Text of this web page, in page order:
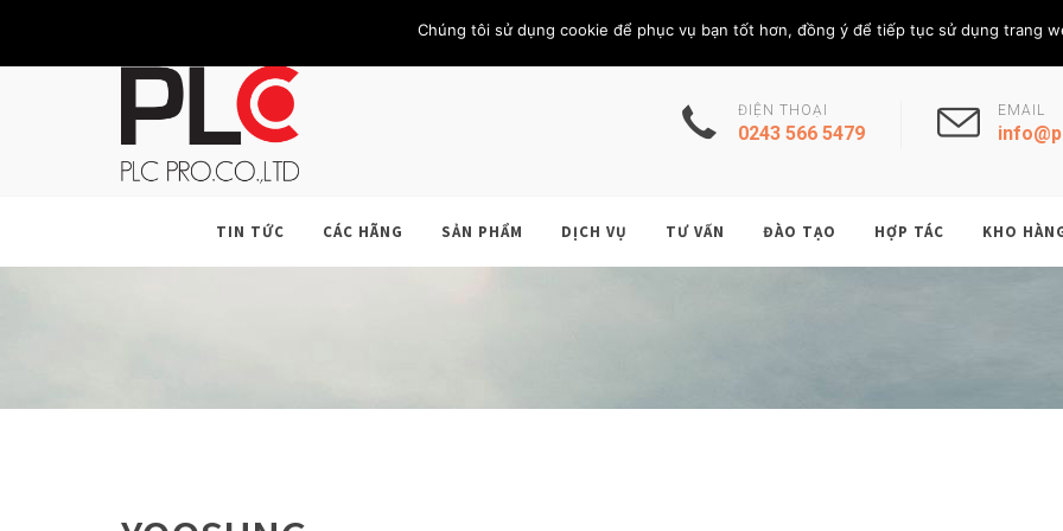
KHÁCH HÀNG LIÊN HỆ THÀNH VIÊN Thứ Bảy, 8/8/
ĐIỆN THOẠI
0243 566 5479
EMAIL
TIN TỨC CÁC HÃNG SẢN PHẨM DỊCH VỤ TƯ VẤN ĐÀO TẠO HỢP TÁC KHO
Chúng tôi sử dụng cookie để phục vụ bạn tốt hơn, đồng ý để tiếp tục sử dụng trang